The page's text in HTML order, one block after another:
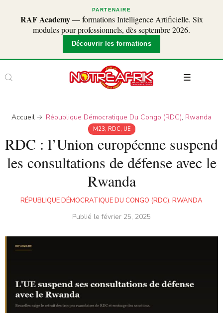
PARTENAIRE
RAF Academy— formations Intelligence Artificielle. Six
modules pour professionnels, dès septembre 2026.
Découvrir les formations
Accueil République Démocratique Du Congo (RDC), Rwanda
M23, RDC, UE
RDC : l’Union européenne suspend
les consultations de défense avec le
Rwanda
RÉPUBLIQUE DÉMOCRATIQUE DU CONGO (RDC), RWANDA
Publié lefévrier 25, 2025